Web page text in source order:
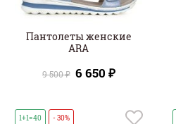
Пантолеты женские
ARA
9 500 ₽ 6 650 ₽
1+1=40 - 30%